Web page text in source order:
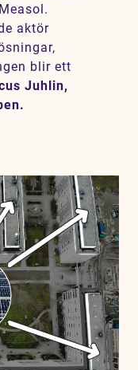
aktör
blir ett
Juhlin,